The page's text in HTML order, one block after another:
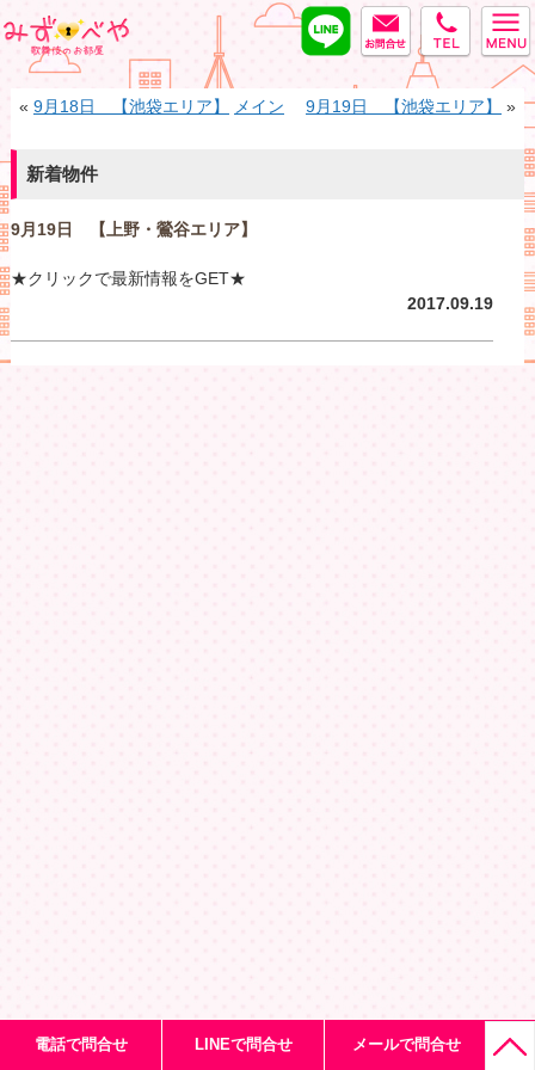
tel
MAIL
LINE
« 9月18日 【池袋エリア】 メイン 9月19日 【池袋エリア】 »
新着物件
9月19日 【上野・鶯谷エリア】
★クリックで最新情報をGET★
2017.09.19
電話で問合せ LINEで問合せ メールで問合せ